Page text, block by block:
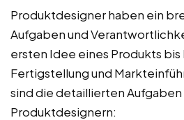
Produktdesigner haben ein
Aufgaben und
ersten Idee eines Produkts bis
Fertigstellung und
sind die detaillierten Aufgaben
Produktdesignern: